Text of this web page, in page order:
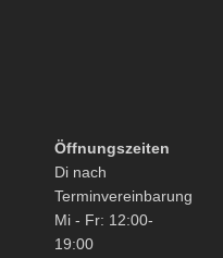
Öffnungszeiten
Di nach
Terminvereinbarung
Mi - Fr: 12:00-
19:00